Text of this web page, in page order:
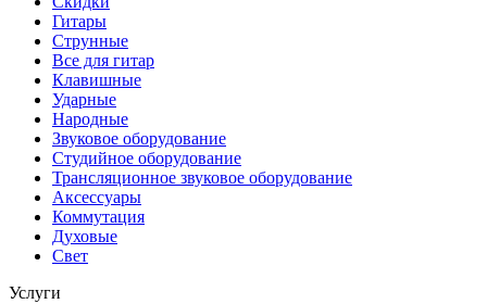
Гитары
Струнные
Все для гитар
Клавишные
Ударные
Народные
Звуковое оборудование
Студийное оборудование
Трансляционное звуковое оборудование
Аксессуары
Коммутация
Духовые
Свет
Услуги